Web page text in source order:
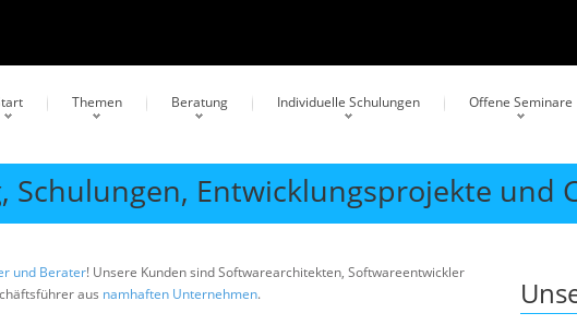
Themen Beratung Individuelle Schulungen Offene Seminare
Entwicklungsprojekte und
und Berater! Unsere Kunden sind Softwarearchitekten, Softwareentwickler
aus namhaften Unternehmen.